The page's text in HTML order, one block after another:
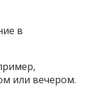
в
или вечером.